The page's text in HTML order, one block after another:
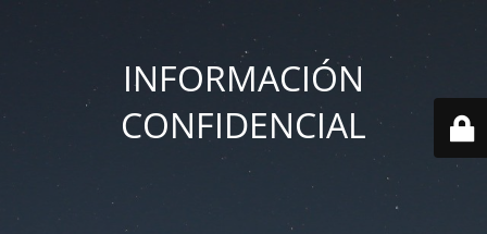
INFORMACIÓN
CONFIDENCIAL